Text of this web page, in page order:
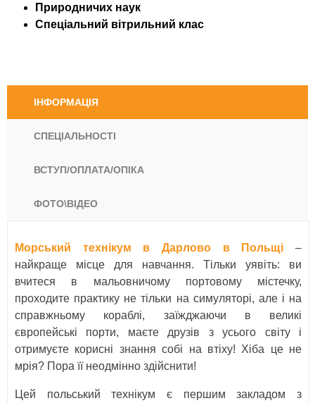
Природничих наук
Спеціальний вітрильний клас
ІНФОРМАЦІЯ
СПЕЦІАЛЬНОСТІ
ВСТУП/ОПЛАТА/ОПІКА
ФОТО\ВІДЕО
Морський технікум в Дарлово в Польщі –
найкраще місце для навчання. Тільки уявіть: ви
вчитеся в мальовничому портовому містечку,
проходите практику не тільки на симуляторі, але і на
справжньому кораблі, заїжджаючи в великі
європейські порти, маєте друзів з усього світу і
отримуєте корисні знання собі на втіху! Хіба це не
мрія? Пора її неодмінно здійснити!
Цей польський технікум є першим закладом з